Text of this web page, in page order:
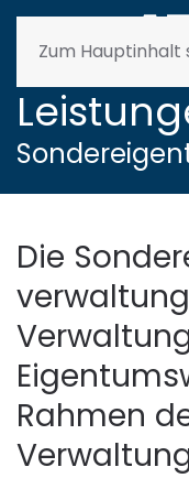
Zum Hauptinhalt
Die
Rahmen